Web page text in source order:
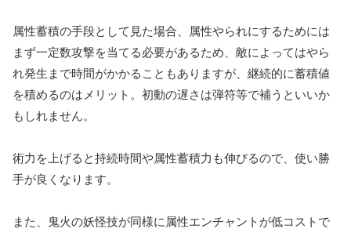
属性蓄積の手段として見た場合、属性やられにするためには
まず一定数攻撃を当てる必要があるため、敵によってはやら
れ発生まで時間がかかることもありますが、継続的に蓄積値
を積めるのはメリット。初動の遅さは弾符等で補うといいか
もしれません。
術力を上げると持続時間や属性蓄積力も伸びるので、使い勝
手が良くなります。
また、鬼火の妖怪技が同様に属性エンチャントが低コストで